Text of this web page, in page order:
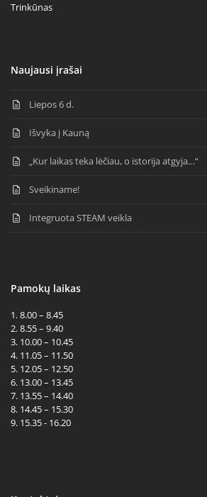
Trinkūnas
Naujausi įrašai
Liepos 6 d.
Išvyka į Kauną
„Kur laikas teka lėčiau, o istorija atgyja…“
Sveikiname!
Integruota STEAM veikla
Pamokų laikas
1. 8.00 – 8.45
2. 8.55 – 9.40
3. 10.00 – 10.45
4. 11.05 – 11.50
5. 12.05 – 12.50
6. 13.00 – 13.45
7. 13.55 – 14.40
8. 14.45 – 15.30
9. 15.35 - 16.20